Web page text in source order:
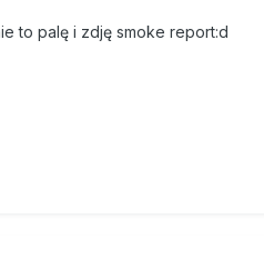
to palę i zdję smoke report:d